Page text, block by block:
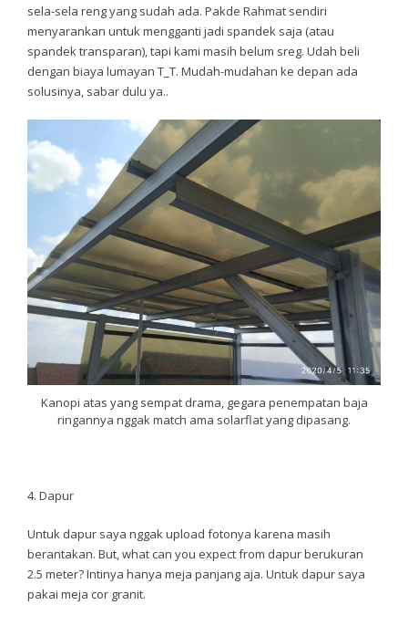
sela-sela reng yang sudah ada. Pakde Rahmat sendiri
menyarankan untuk mengganti jadi spandek saja (atau
spandek transparan), tapi kami masih belum sreg. Udah beli
dengan biaya lumayan T_T. Mudah-mudahan ke depan ada
solusinya, sabar dulu ya..
Kanopi atas yang sempat drama, gegara penempatan baja
ringannya nggak match ama solarflat yang dipasang.
4. Dapur
Untuk dapur saya nggak upload fotonya karena masih
berantakan. But, what can you expect from dapur berukuran
2.5 meter? Intinya hanya meja panjang aja. Untuk dapur saya
pakai meja cor granit.